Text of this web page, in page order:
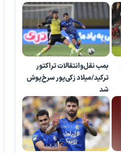
بمب نقل‌وانتقالات تراکتور
ترکید/میلاد زکی‌پور سرخ‌پوش
شد